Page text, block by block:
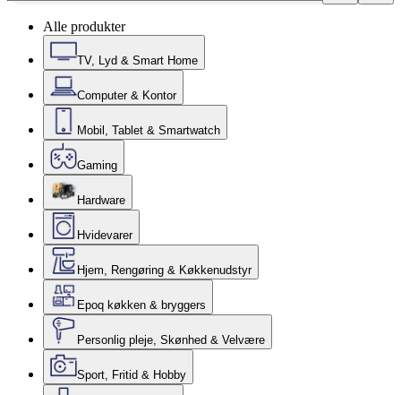
Alle produkter
TV, Lyd & Smart Home
Computer & Kontor
Mobil, Tablet & Smartwatch
Gaming
Hardware
Hvidevarer
Hjem, Rengøring & Køkkenudstyr
Epoq køkken & bryggers
Personlig pleje, Skønhed & Velvære
Sport, Fritid & Hobby